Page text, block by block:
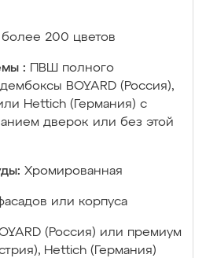
200 цветов
:
ПВШ полного
BOYARD (Россия),
Hettich (Германия) с
дверок или без этой
Хромированная
или корпуса
(Россия) или премиум
Hettich (Германия)